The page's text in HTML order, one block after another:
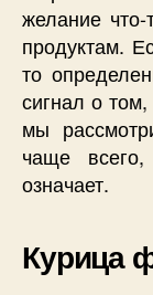
желание
продуктам.
то
сигнал о
мы
чаще
означает.
Курица